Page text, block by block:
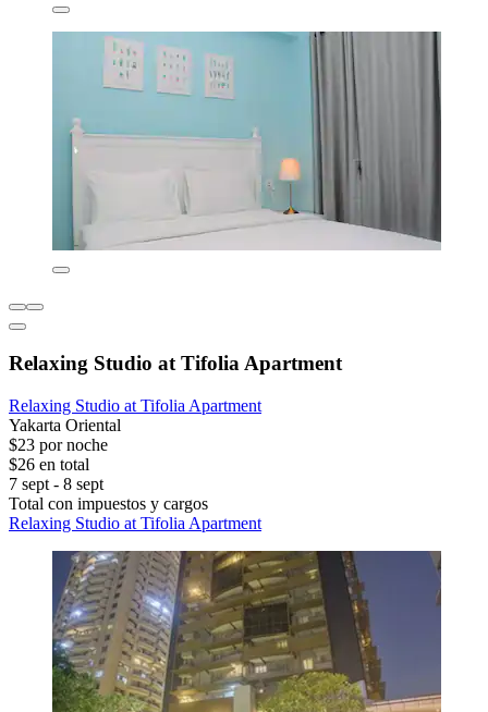
Relaxing Studio at Tifolia Apartment
Relaxing Studio at Tifolia Apartment
Yakarta Oriental
$23 por noche
$26 en total
7 sept - 8 sept
Total con impuestos y cargos
Relaxing Studio at Tifolia Apartment